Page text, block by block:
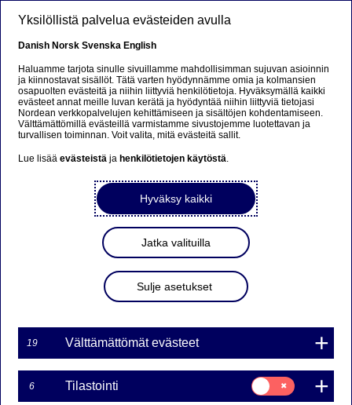
Ursäkta...
Den här sidan finns tyvärr inte på svenska.
Stanna kvar på sidan|Gå till en relaterad sida på
Nordea Bank Oyj: Omien
osakkeiden takaisinosto
25.03.2022
25-03-2022 22:30
Yksilöllistä palvelua evästeiden avulla
Danish Norsk Svenska English
Haluamme tarjota sinulle sivuillamme mahdollisimman sujuvan asioinnin
ja kiinnostavat sisällöt. Tätä varten hyödynnämme omia ja kolmansien
osapuolten evästeitä ja niihin liittyviä henkilötietoja. Hyväksymällä kaikki
evästeet annat meille luvan kerätä ja hyödyntää niihin liittyviä tietojasi
Nordean verkkopalvelujen kehittämiseen ja sisältöjen kohdentamiseen.
Välttämättömillä evästeillä varmistamme sivustojemme luotettavan ja
turvallisen toiminnan. Voit valita, mitä evästeitä sallit.
Lue lisääevästeistä ja henkilötietojen käytöstä.
Hyväksy kaikki
Jatka valituilla
Sulje asetukset
19 Välttämättömät evästeet
6 Tilastointi
Suostumusvalinta:
Tilastointi